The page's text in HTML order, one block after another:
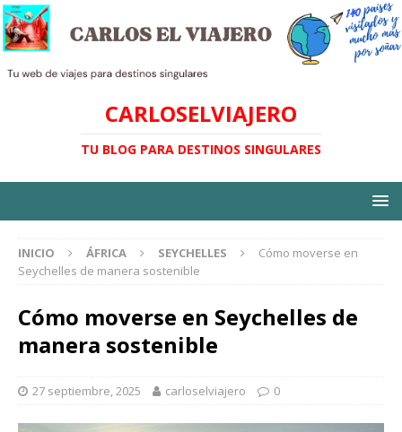
CARLOSELVIAJERO
TU BLOG PARA DESTINOS SINGULARES
INICIO ÁFRICA SEYCHELLES
Cómo moverse en
Seychelles de manera sostenible
Cómo moverse en Seychelles de
manera sostenible
27 septiembre, 2025 carloselviajero 0